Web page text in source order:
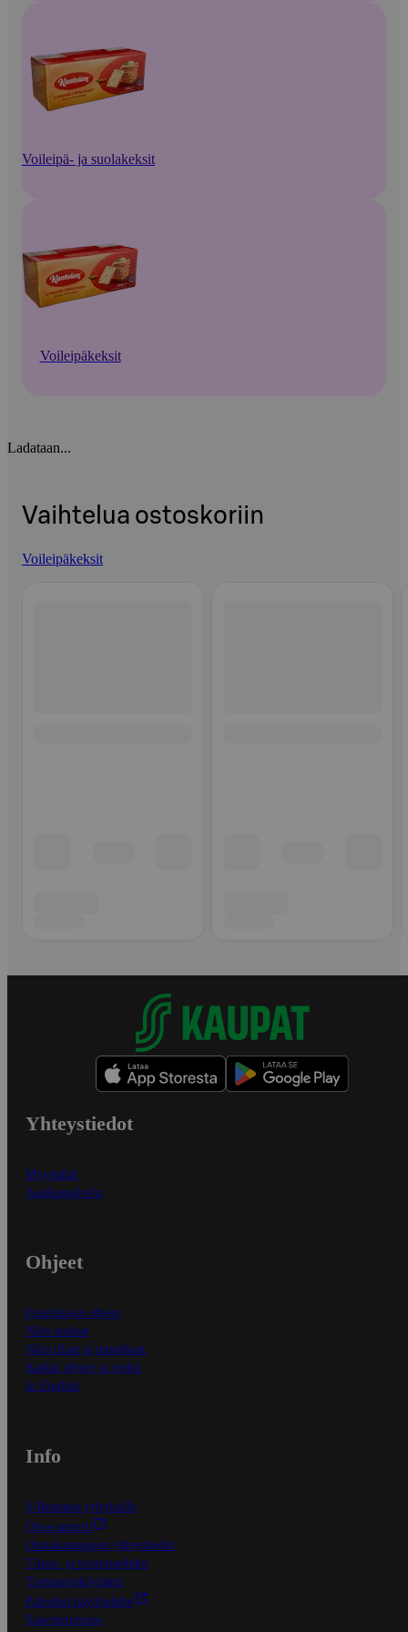
Voileipä- ja suolakeksit
Voileipäkeksit
Ladataan...
Vaihtelua ostoskoriin
Voileipäkeksit
Yhteystiedot
Myymälät
Asiakaspalvelu
Ohjeet
Ensitilaajan ohjeet
Näin maksat
Näin tilaat ja muokkaat
Kaikki ohjeet ja vinkit
In English
Info
S-Business yrityksille
Oiva-raportit
Osuuskauppojen yhteystiedot
Tilaus- ja toimitusehdot
Tietosuojakäytäntö
Palvelun käyttöehdot
Saavutettavuus